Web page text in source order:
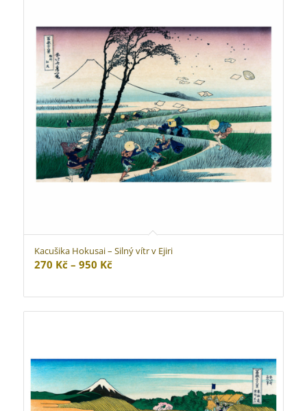
Kacušika Hokusai – Silný vítr v Ejiri
270 Kč – 950 KčRozpětí
270 Kč
až